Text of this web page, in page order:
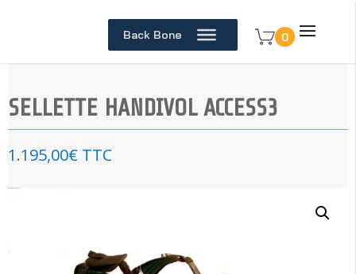
Back Bone 0
SELLETTE HANDIVOL ACCESS3
1.195,00€ TTC